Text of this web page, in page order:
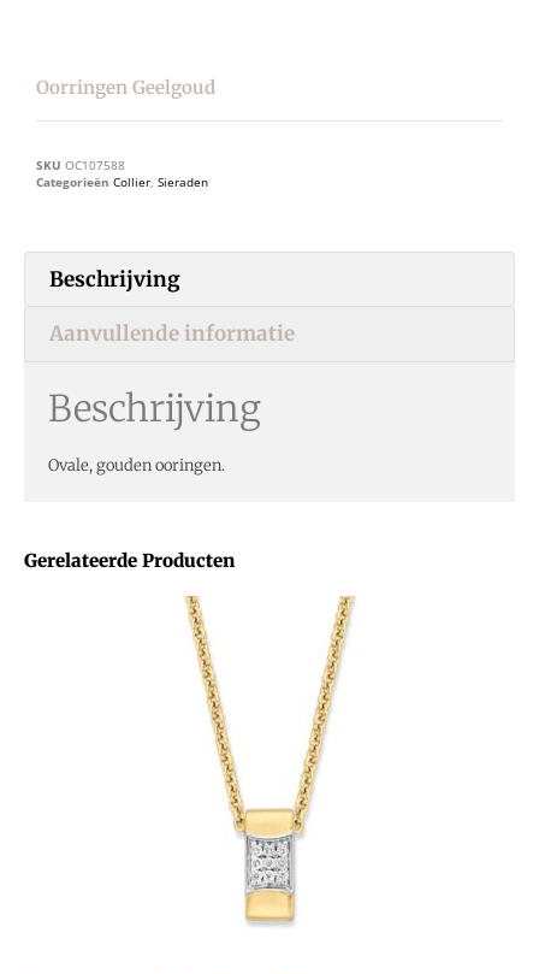
Gerelateerde Producten
Oorringen Geelgoud
SKU OC107588
Categorieën Collier, Sieraden
Beschrijving
Aanvullende informatie
Beschrijving
Ovale, gouden ooringen.